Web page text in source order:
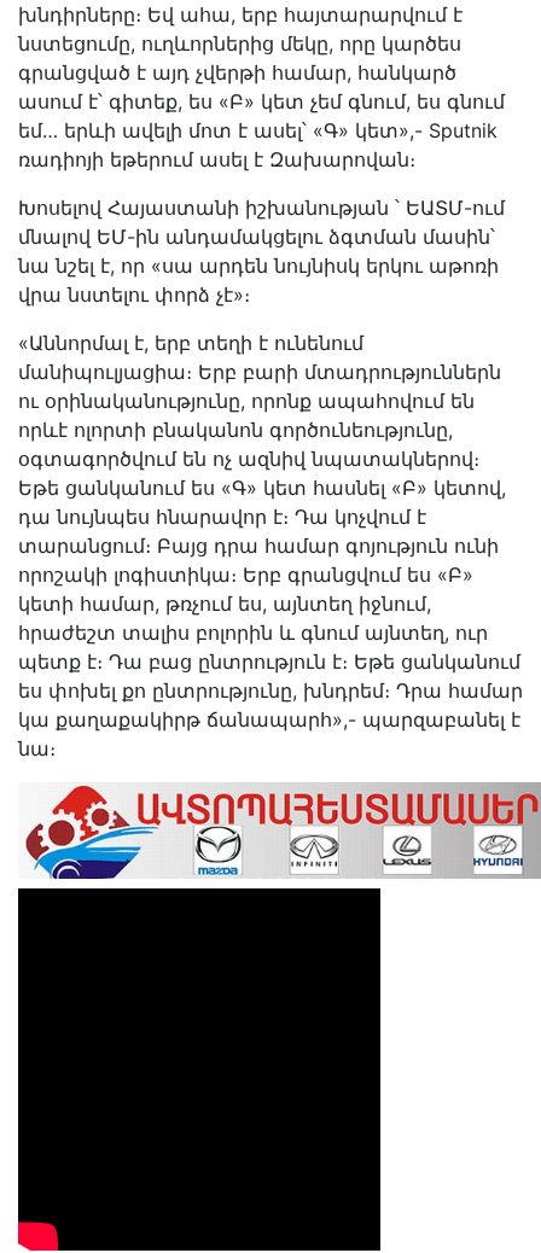
խնդիրները։ Եվ ահա, երբ հայտարարվում է
նստեցումը, ուղևորներից մեկը, որը կարծես
գրանցված է այդ չվերթի համար, հանկարծ
ասում է՝ գիտեք, ես «Բ» կետ չեմ գնում, ես գնում
եմ… երևի ավելի մոտ է ասել՝ «Գ» կետ»,- Sputnik
ռադիոյի եթերում ասել է Զախարովան։
Խոսելով Հայաստանի իշխանության ՝ ԵԱՏՄ-ում
մնալով ԵՄ-ին անդամակցելու ձգտման մասին՝
նա նշել է, որ «սա արդեն նույնիսկ երկու աթոռի
վրա նստելու փորձ չէ»։
«Աննորմալ է, երբ տեղի է ունենում
մանիպուլյացիա։ Երբ բարի մտադրություններն
ու օրինականությունը, որոնք ապահովում են
որևէ ոլորտի բնականոն գործունեությունը,
օգտագործվում են ոչ ազնիվ նպատակներով։
Եթե ցանկանում ես «Գ» կետ հասնել «Բ» կետով,
դա նույնպես հնարավոր է։ Դա կոչվում է
տարանցում։ Բայց դրա համար գոյություն ունի
որոշակի լոգիստիկա։ Երբ գրանցվում ես «Բ»
կետի համար, թռչում ես, այնտեղ իջնում,
հրաժեշտ տալիս բոլորին և գնում այնտեղ, ուր
պետք է։ Դա բաց ընտրություն է։ Եթե ցանկանում
ես փոխել քո ընտրությունը, խնդրեմ։ Դրա համար
կա քաղաքակիրթ ճանապարհ»,- պարզաբանել է
նա։